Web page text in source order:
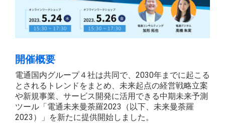
開催概要
電通国内グループ４社は共同で、2030年までに起こる
とされるトレンドをまとめ、未来起点の経営戦略立案
や新規事業、サービス開発に活用できる中期未来予測
ツール「電通未来曼荼羅2023（以下、未来曼荼羅
2023）」を新たに提供開始しました。